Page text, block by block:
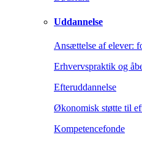
Uddannelse
Ansættelse af elever:
Erhvervspraktik og
Efteruddannelse
Økonomisk støtte til
Kompetencefonde